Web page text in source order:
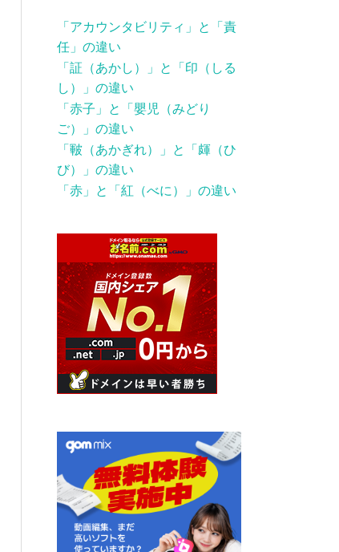
「アカウンタビリティ」と「責
任」の違い
「証（あかし）」と「印（しる
し）」の違い
「赤子」と「嬰児（みどり
ご）」の違い
「皸（あかぎれ）」と「皹（ひ
び）」の違い
「赤」と「紅（べに）」の違い